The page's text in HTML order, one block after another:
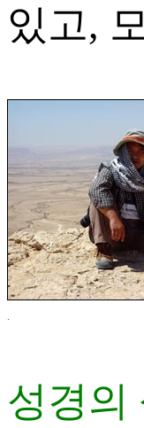
있고,
성경의